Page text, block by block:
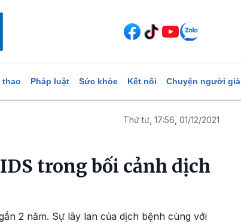
thao Pháp luật Sức khỏe Kết nối Chuyện người già
Thứ tư, 17:56, 01/12/2021
trong bối cảnh dịch
2 năm. Sự lây lan của dịch bệnh cùng với